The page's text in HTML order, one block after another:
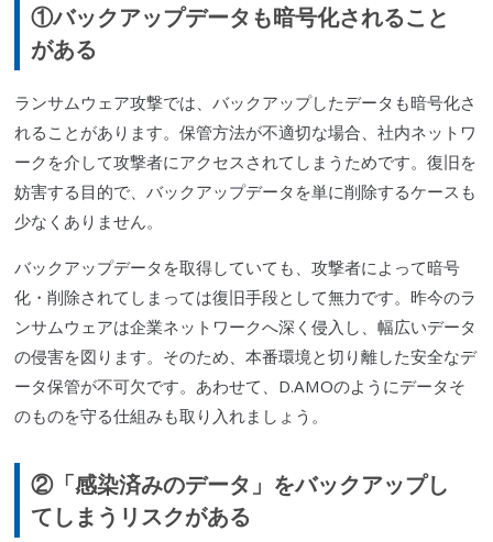
①バックアップデータも暗号化されること
がある
ランサムウェア攻撃では、バックアップしたデータも暗号化さ
れることがあります。保管方法が不適切な場合、社内ネットワ
ークを介して攻撃者にアクセスされてしまうためです。復旧を
妨害する目的で、バックアップデータを単に削除するケースも
少なくありません。
バックアップデータを取得していても、攻撃者によって暗号
化・削除されてしまっては復旧手段として無力です。昨今のラ
ンサムウェアは企業ネットワークへ深く侵入し、幅広いデータ
の侵害を図ります。そのため、本番環境と切り離した安全なデ
ータ保管が不可欠です。あわせて、D.AMOのようにデータそ
のものを守る仕組みも取り入れましょう。
②「感染済みのデータ」をバックアップし
てしまうリスクがある